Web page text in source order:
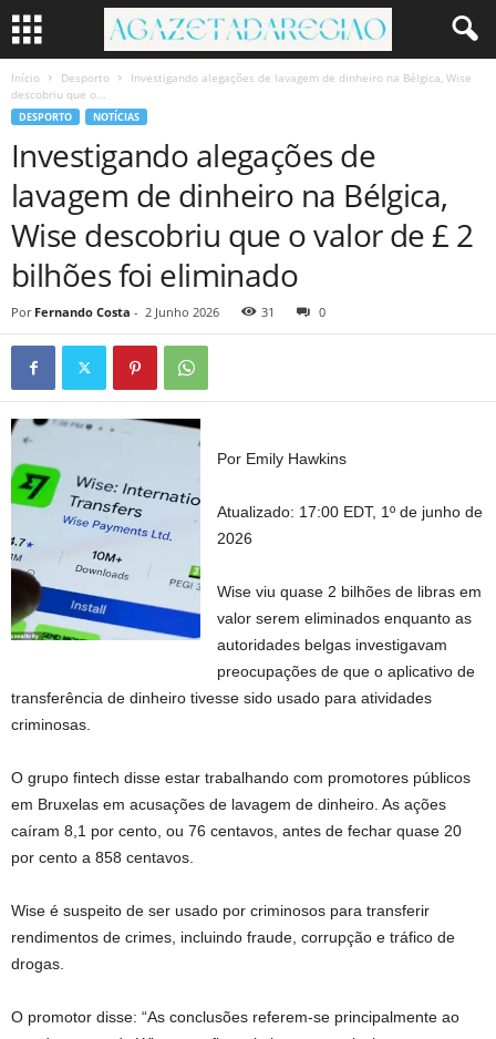
Início Desporto
Investigando alegações de lavagem de dinheiro na Bélgica, Wise
descobriu que o...
DESPORTO NOTÍCIAS
Investigando alegações de
lavagem de dinheiro na Bélgica,
Wise descobriu que o valor de £ 2
bilhões foi eliminado
Por Fernando Costa - 2 Junho 2026 31 0
Por Emily Hawkins
Atualizado: 17:00 EDT, 1º de junho de
2026
Wise viu quase 2 bilhões de libras em
valor serem eliminados enquanto as
autoridades belgas investigavam
preocupações de que o aplicativo de
transferência de dinheiro tivesse sido usado para atividades
criminosas.
O grupo fintech disse estar trabalhando com promotores públicos
em Bruxelas em acusações de lavagem de dinheiro. As ações
caíram 8,1 por cento, ou 76 centavos, antes de fechar quase 20
por cento a 858 centavos.
Wise é suspeito de ser usado por criminosos para transferir
rendimentos de crimes, incluindo fraude, corrupção e tráfico de
drogas.
O promotor disse: “As conclusões referem-se principalmente ao